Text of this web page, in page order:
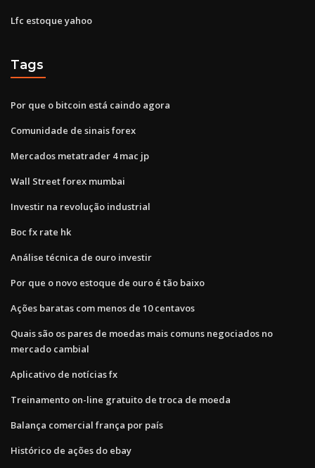
Lfc estoque yahoo
Tags
Por que o bitcoin está caindo agora
Comunidade de sinais forex
Mercados metatrader 4 mac jp
Wall Street forex mumbai
Investir na revolução industrial
Boc fx rate hk
Análise técnica de ouro investir
Por que o novo estoque de ouro é tão baixo
Ações baratas com menos de 10 centavos
Quais são os pares de moedas mais comuns negociados no
mercado cambial
Aplicativo de notícias fx
Treinamento on-line gratuito de troca de moeda
Balança comercial frança por país
Histórico de ações do ebay